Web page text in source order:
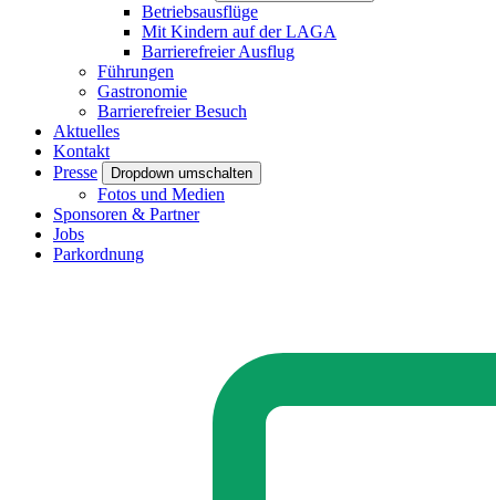
Betriebsausflüge
Mit Kindern auf der LAGA
Barrierefreier Ausflug
Führungen
Gastronomie
Barrierefreier Besuch
Aktuelles
Kontakt
Presse
Dropdown umschalten
Fotos und Medien
Sponsoren & Partner
Jobs
Parkordnung